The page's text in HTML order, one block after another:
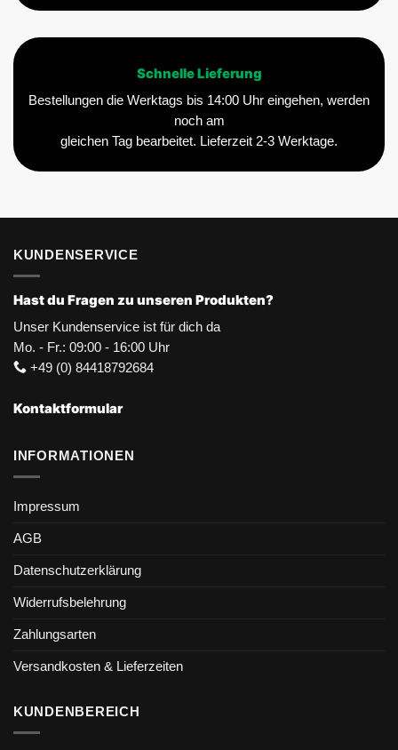
Schnelle Lieferung
Bestellungen die Werktags bis 14:00 Uhr eingehen, werden
noch am
gleichen Tag bearbeitet. Lieferzeit 2-3 Werktage.
KUNDENSERVICE
Hast du Fragen zu unseren Produkten?
Unser Kundenservice ist für dich da
Mo. - Fr.: 09:00 - 16:00 Uhr
+49 (0) 84418792684
Kontaktformular
INFORMATIONEN
Impressum
AGB
Datenschutzerklärung
Widerrufsbelehrung
Zahlungsarten
Versandkosten & Lieferzeiten
KUNDENBEREICH